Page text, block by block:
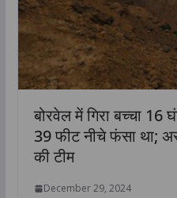
बोरवेल में गिरा बच्चा 16
39 फीट नीचे फंसा था;
की टीम
December 29, 2024